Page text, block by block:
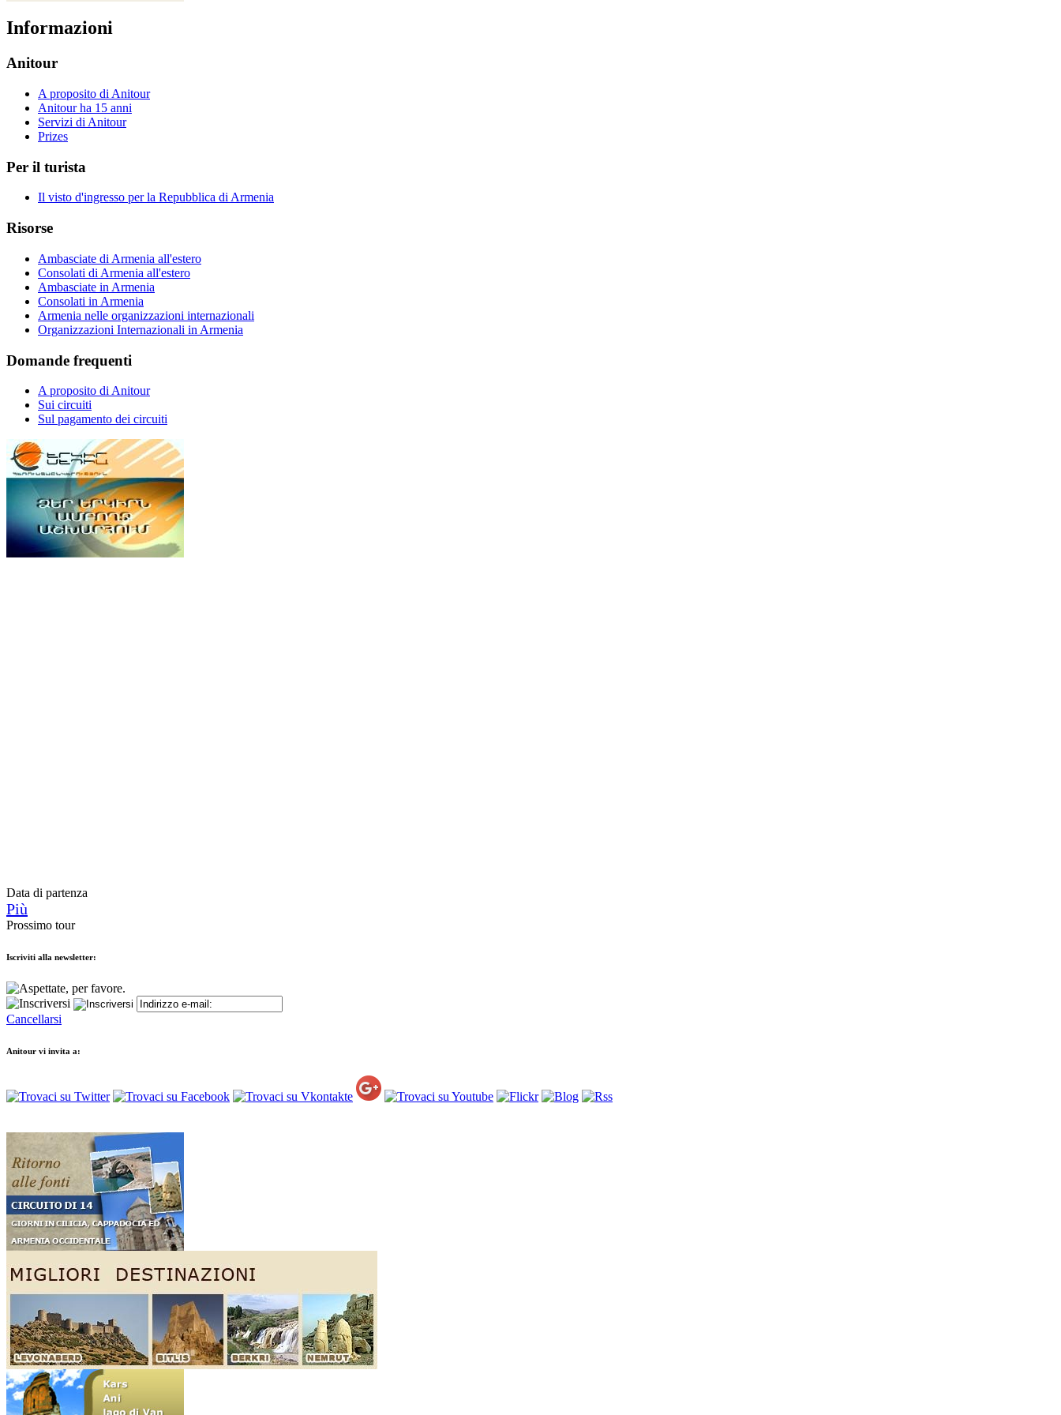
Informazioni
Anitour
A proposito di Anitour
Anitour ha 15 anni
Servizi di Anitour
Prizes
Per il turista
Il visto d'ingresso per la Repubblica di Armenia
Risorse
Ambasciate di Armenia all'estero
Consolati di Armenia all'estero
Ambasciate in Armenia
Consolati in Armenia
Armenia nelle organizzazioni internazionali
Organizzazioni Internazionali in Armenia
Domande frequenti
A proposito di Anitour
Sui circuiti
Sul pagamento dei circuiti
Data di partenza
Più
Prossimo tour
Iscriviti alla newsletter:
Cancellarsi
Anitour vi invita a: